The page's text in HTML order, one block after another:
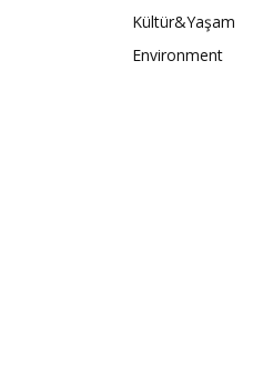
Kültür&Yaşam
Environment